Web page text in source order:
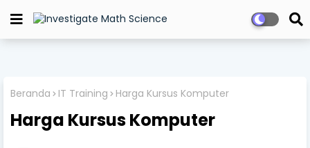
Beranda IT Training Harga Kursus Komputer
Harga Kursus Komputer